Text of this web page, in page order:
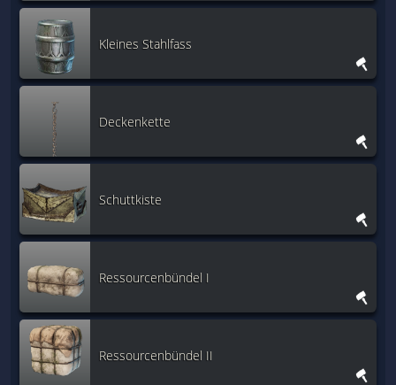
Kleines Stahlfass
Deckenkette
Schuttkiste
Ressourcenbündel I
Ressourcenbündel II